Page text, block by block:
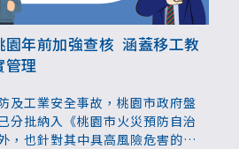
園年前加強查核 涵蓋移工教
管理
及工業安全事故，桃園市政府盤
分批納入《桃園市火災預防自治
，也針對其中具高風險危害的六